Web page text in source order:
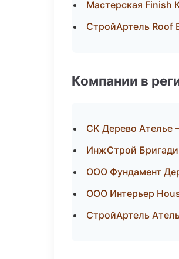
Мастерская Finish
СтройАртель Roof
Компании в
СК Дерево Ателье
ИнжСтрой
ООО Фундамент
ООО Интерьер
СтройАртель